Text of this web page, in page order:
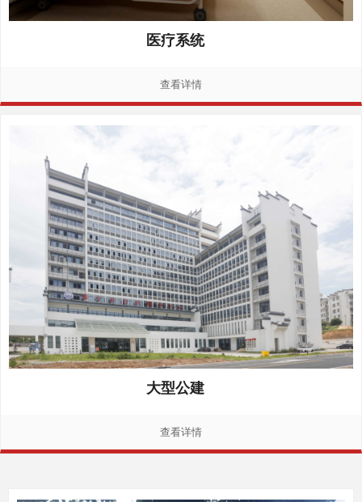
医疗系统
查看详情
大型公建
查看详情